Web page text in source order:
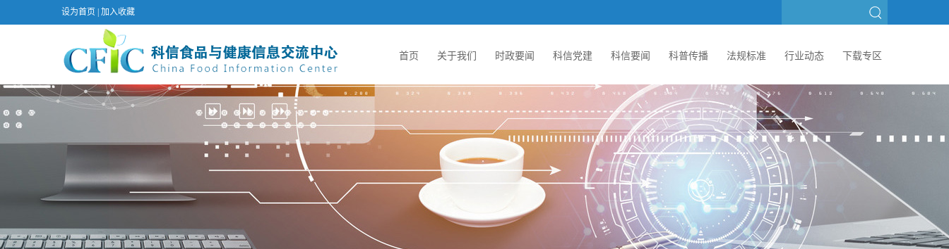
设为首页 加入收藏
首页 关于我们 时政要闻 科信党建 科信要闻 科普传播 法规标准 行业动态 下载专区